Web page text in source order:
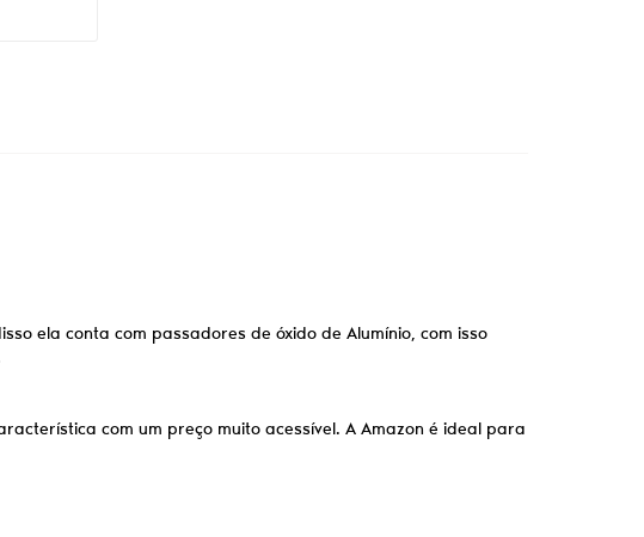
ela conta com passadores de óxido de Alumínio, com isso
com um preço muito acessível. A Amazon é ideal para